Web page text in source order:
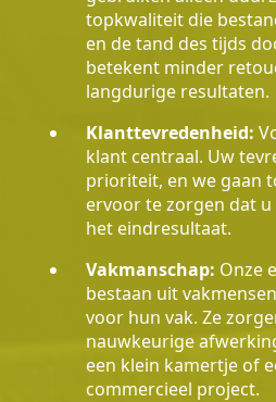
topkwaliteit die
en de tand des tijds
betekent minder
langdurige resultaten.
Klanttevredenheid:
klant centraal. Uw
prioriteit, en we gaan
ervoor te zorgen dat
het eindresultaat.
Vakmanschap: Onze
bestaan uit
voor hun vak. Ze
nauwkeurige
een klein kamertje of
commercieel project.